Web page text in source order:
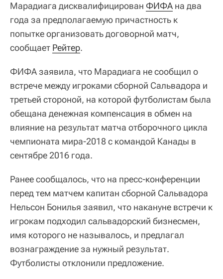
Марадиага дисквалифицирован ФИФА на два
года за предполагаемую причастность к
попытке организовать договорной матч,
сообщает Рейтер.
ФИФА заявила, что Марадиага не сообщил о
встрече между игроками сборной Сальвадора и
третьей стороной, на которой футболистам была
обещана денежная компенсация в обмен на
влияние на результат матча отборочного цикла
чемпионата мира-2018 с командой Канады в
сентябре 2016 года.
Ранее сообщалось, что на пресс-конференции
перед тем матчем капитан сборной Сальвадора
Нельсон Бонилья заявил, что накануне встречи к
игрокам подходил сальвадорский бизнесмен,
имя которого не называлось, и предлагал
вознаграждение за нужный результат.
Футболисты отклонили предложение.